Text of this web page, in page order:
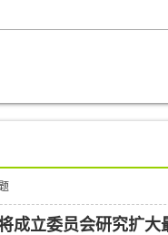
成立委员会研究扩大